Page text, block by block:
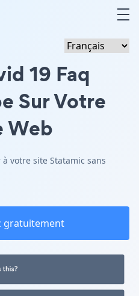
19 Faq
Sur Votre
Web
votre site Statamic sans
gratuitement